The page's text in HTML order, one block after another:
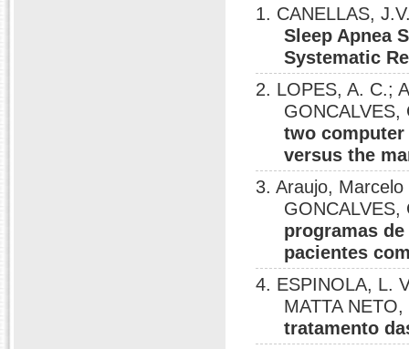
1. CANELLAS,
Sleep Apnea
Systematic
2. LOPES, A. C.;
two
versus the
3. Araujo,
programas
pacientes
4. ESPINOLA, L.
MATTA
tratamento